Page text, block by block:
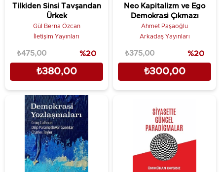
Tilkiden Sinsi Tavşandan
Ürkek
Gül Berna Özcan
İletişim Yayınları
₺380,00
₺475,00 %20
Neo Kapitalizm ve Ego
Demokrasi Çıkmazı
Ahmet Paşaoğlu
Arkadaş Yayınları
₺300,00
₺375,00 %20